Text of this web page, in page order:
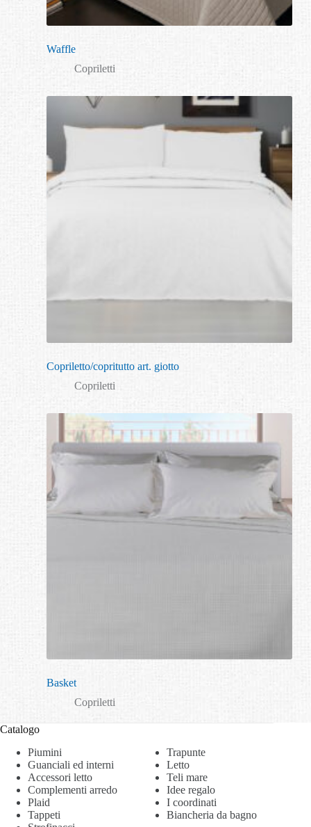
Waffle
Copriletti
Copriletto/copritutto art. giotto
Copriletti
Basket
Copriletti
Catalogo
Piumini
Trapunte
Guanciali ed interni
Letto
Accessori letto
Teli mare
Complementi arredo
Idee regalo
Plaid
I coordinati
Tappeti
Biancheria da bagno